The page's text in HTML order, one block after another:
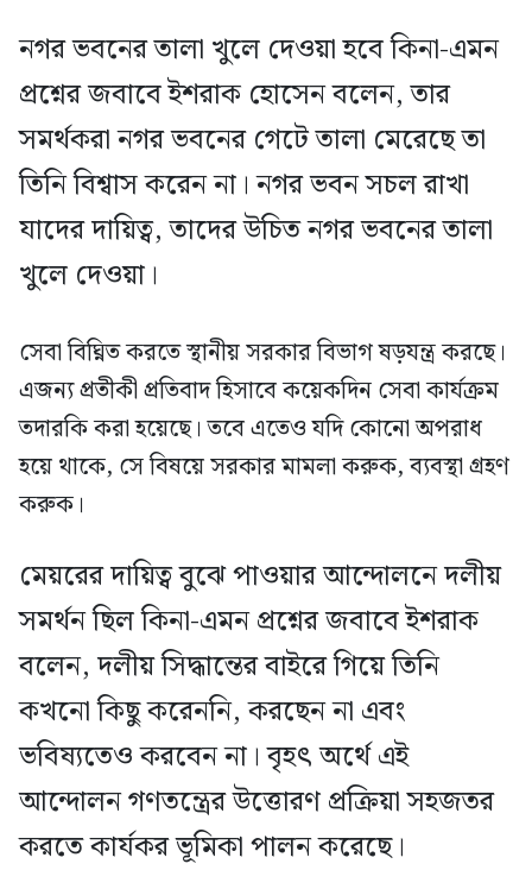
নগর ভবনের তালা খুলে দেওয়া হবে কিনা-এমন
প্রশ্নের জবাবে ইশরাক হোসেন বলেন, তার
সমর্থকরা নগর ভবনের গেটে তালা মেরেছে তা
তিনি বিশ্বাস করেন না। নগর ভবন সচল রাখা
যাদের দায়িত্ব, তাদের উচিত নগর ভবনের তালা
খুলে দেওয়া।
সেবা বিঘ্নিত করতে স্থানীয় সরকার বিভাগ ষড়যন্ত্র করছে।
এজন্য প্রতীকী প্রতিবাদ হিসাবে কয়েকদিন সেবা কার্যক্রম
তদারকি করা হয়েছে। তবে এতেও যদি কোনো অপরাধ
হয়ে থাকে, সে বিষয়ে সরকার মামলা করুক, ব্যবস্থা গ্রহণ
করুক।
মেয়রের দায়িত্ব বুঝে পাওয়ার আন্দোলনে দলীয়
সমর্থন ছিল কিনা-এমন প্রশ্নের জবাবে ইশরাক
বলেন, দলীয় সিদ্ধান্তের বাইরে গিয়ে তিনি
কখনো কিছু করেননি, করছেন না এবং
ভবিষ্যতেও করবেন না। বৃহৎ অর্থে এই
আন্দোলন গণতন্ত্রের উত্তোরণ প্রক্রিয়া সহজতর
করতে কার্যকর ভূমিকা পালন করেছে।